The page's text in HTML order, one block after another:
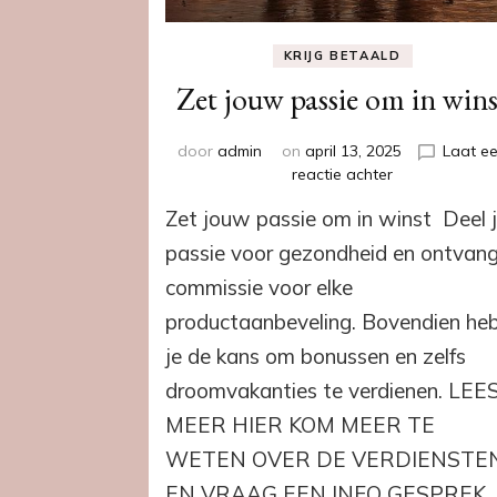
KRIJG BETAALD
Zet jouw passie om in
dooradmin onapril 13, 2025
Laat
reactie achterop
jouw
om
winst
Zet jouw passie om in winst Deel
passie voor gezondheid en ontvang
commissie voor elke
productaanbeveling. Bovendien
je de kans om bonussen en zelfs
droomvakanties te verdienen.
MEER HIER KOM MEER TE
WETEN OVER DE